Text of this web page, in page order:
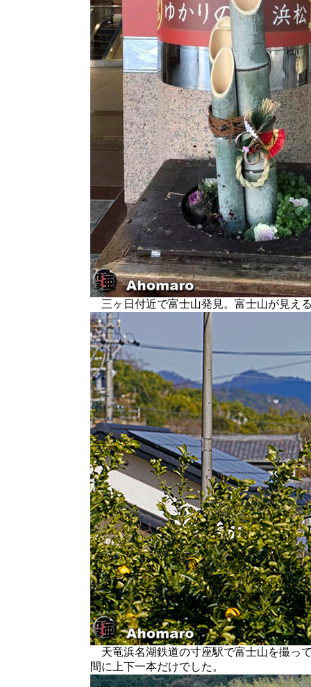
三ヶ日付近で富士山発見。富士山が見え
天竜浜名湖鉄道の寸座駅で富士山を撮っ
間に上下一本だけでした。